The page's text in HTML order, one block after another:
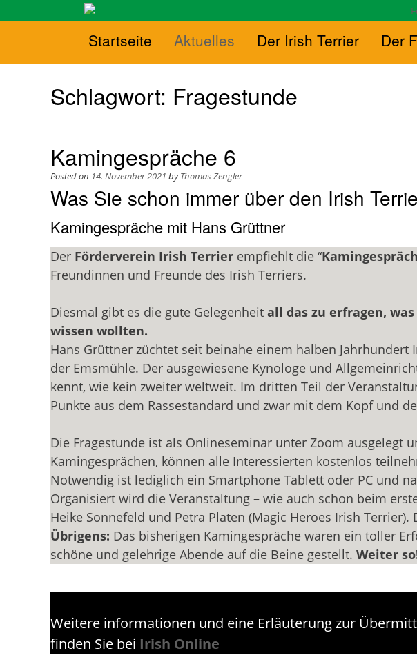
Startseite Aktuelles Der Irish Terrier Der
Schlagwort: Fragestunde
Kamingespräche 6
Posted on 14. November 2021 byThomas Zengler
Was Sie schon immer über den Irish
Kamingespräche mit Hans Grüttner
Der Förderverein Irish Terrier empfiehlt die “
Freundinnen und Freunde des Irish Terriers.
Diesmal gibt es die gute Gelegenheit all das zu erfragen,
wissen wollten.
Hans Grüttner züchtet seit beinahe einem halben
der Emsmühle. Der ausgewiesene Kynologe und
kennt, wie kein zweiter weltweit. Im dritten Teil der
Punkte aus dem Rassestandard und zwar mit dem Kopf und
Die Fragestunde ist als Onlineseminar unter Zoom ausgelegt
Kamingesprächen, können alle Interessierten kostenlos
Notwendig ist lediglich ein Smartphone Tablett oder PC und
Organisiert wird die Veranstaltung – wie auch schon beim
Heike Sonnefeld und Petra Platen (Magic Heroes Irish
Übrigens: Das bisherigen Kamingespräche waren ein toller
schöne und gelehrige Abende auf die Beine gestellt. Weiter
Weitere informationen und eine Erläuterung zur
finden Sie bei Irish Online